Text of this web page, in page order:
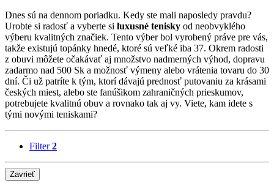
Dnes sú na dennom poriadku. Kedy ste mali naposledy pravdu?
Urobte si radosť a vyberte si luxusné tenisky od neobvyklého
výberu kvalitných značiek. Tento výber bol vyrobený práve pre vás,
takže existujú topánky hnedé, ktoré sú veľké iba 37. Okrem radosti
z obuvi môžete očakávať aj množstvo nadmerných výhod, dopravu
zadarmo nad 500 Sk a možnosť výmeny alebo vrátenia tovaru do 30
dní. Či už patríte k tým, ktorí dávajú prednosť putovaniu za krásami
českých miest, alebo ste fanúšikom zahraničných prieskumov,
potrebujete kvalitnú obuv a rovnako tak aj vy. Viete, kam idete s
tými novými teniskami?
Filter2
Zavrieť